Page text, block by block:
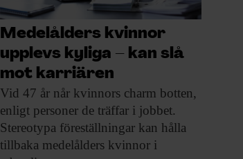
Medelålders kvinnor
upplevs kyliga – kan slå
mot karriären
Vid 47 år når kvinnors charm botten,
enligt personer de träffar i jobbet.
Stereotypa föreställningar kan hålla
tillbaka medelålders kvinnor i